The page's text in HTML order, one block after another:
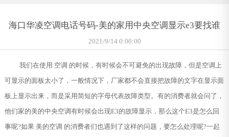
海口华凌空调电话号码-美的家用中央空调显示e3要找谁
2021/9/14 0:00:00
我们在使用 空调 的时候，有时候会不可避免的出现故障，但是空调上
可显示的面板太小了，一般情况下，厂家都不会直接把故障的文字在显示面
板上显示出来，而是采用简短的字母代表故障类型。有的消费者就会问了，
他们家的美的中央空调有时候会出现E3的故障显示，那么这个E3是怎么回
事呢?如果 美的空调 的消费者们也遇到了这样的问题，要怎么处理呢?一起